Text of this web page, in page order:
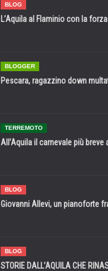
BLOG
L’Aquila al Flaminio con la
BLOGGER
Pescara, ragazzino down
TERREMOTO
All’Aquila il carnevale più breve
BLOG
Giovanni Allevi, un pianoforte
BLOG
STORIE DALL’AQUILA CHE